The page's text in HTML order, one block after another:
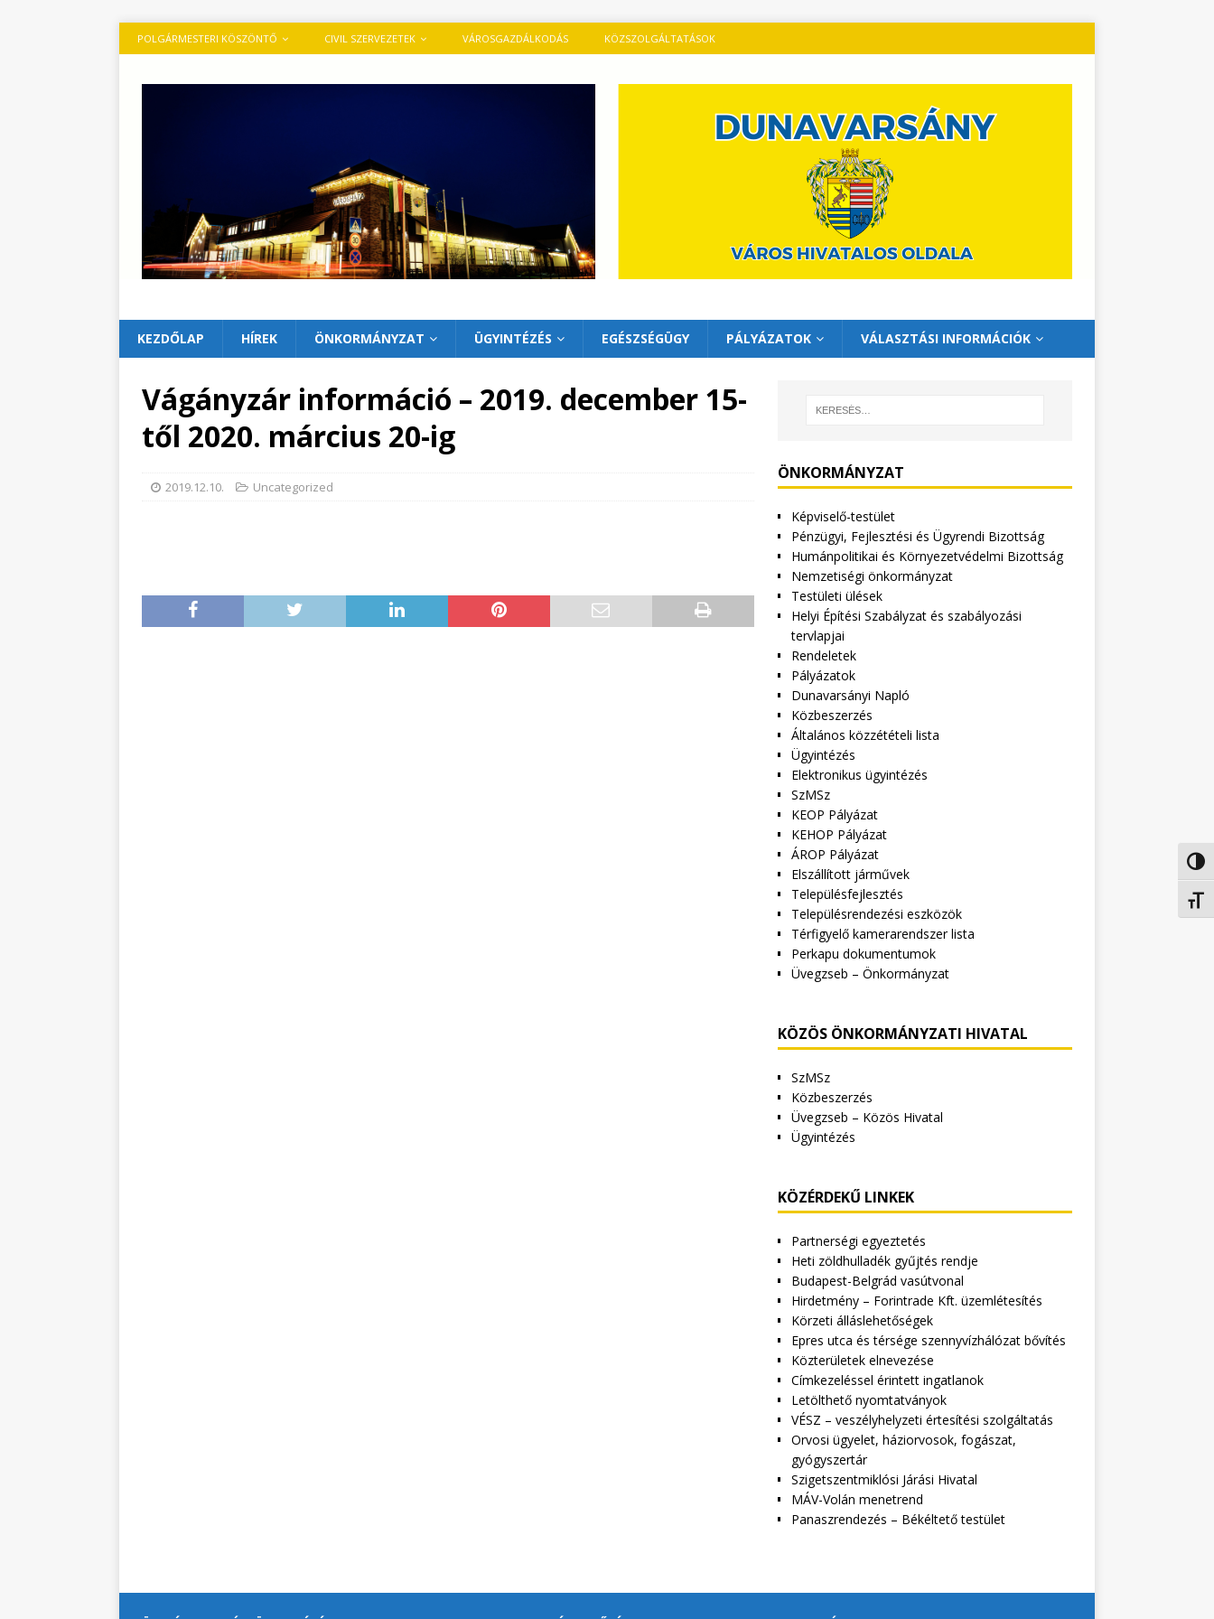
POLGÁRMESTERI KÖSZÖNTŐ CIVIL SZERVEZETEK VÁROSGAZDÁLKODÁS KÖZSZOLGÁLTATÁSOK
KEZDŐLAP HÍREK ÖNKORMÁNYZAT ÜGYINTÉZÉS EGÉSZSÉGÜGY PÁLYÁZATOK VÁLASZTÁSI INFORMÁCIÓK
Vágányzár információ – 2019. december 15-
től 2020. március 20-ig
2019.12.10. Uncategorized
ÖNKORMÁNYZAT
Képviselő-testület
Pénzügyi, Fejlesztési és Ügyrendi Bizottság
Humánpolitikai és Környezetvédelmi Bizottság
Nemzetiségi önkormányzat
Testületi ülések
Helyi Építési Szabályzat és szabályozási
tervlapjai
Rendeletek
Pályázatok
Dunavarsányi Napló
Közbeszerzés
Általános közzétételi lista
Ügyintézés
Elektronikus ügyintézés
SzMSz
KEOP Pályázat
KEHOP Pályázat
ÁROP Pályázat
Elszállított járművek
Településfejlesztés
Településrendezési eszközök
Térfigyelő kamerarendszer lista
Perkapu dokumentumok
Üvegzseb – Önkormányzat
KÖZÖS ÖNKORMÁNYZATI HIVATAL
SzMSz
Közbeszerzés
Üvegzseb – Közös Hivatal
Ügyintézés
KÖZÉRDEKŰ LINKEK
Partnerségi egyeztetés
Heti zöldhulladék gyűjtés rendje
Budapest-Belgrád vasútvonal
Hirdetmény – Forintrade Kft. üzemlétesítés
Körzeti álláslehetőségek
Epres utca és térsége szennyvízhálózat bővítés
Közterületek elnevezése
Címkezeléssel érintett ingatlanok
Letölthető nyomtatványok
VÉSZ – veszélyhelyzeti értesítési szolgáltatás
Orvosi ügyelet, háziorvosok, fogászat,
gyógyszertár
Szigetszentmiklósi Járási Hivatal
MÁV-Volán menetrend
Panaszrendezés – Békéltető testület